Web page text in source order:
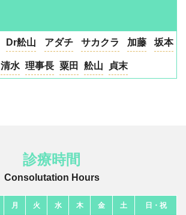
Dr舩山 アダチ サカクラ 加藤 坂本
清水 理事長 粟田 舩山 貞末
診療時間
Consolutation Hours
月 火 水 木 金 土 日・祝